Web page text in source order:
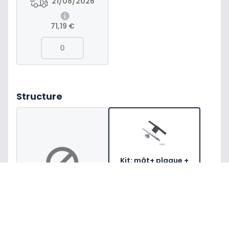
71,19 €
Structure
Kit: mât+ plaque +